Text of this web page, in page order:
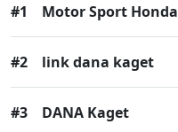
#1 Motor Sport Honda
#2 link dana kaget
#3 DANA Kaget